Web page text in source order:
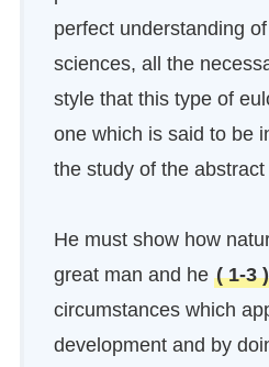
perfect understanding
sciences, all the
style that this type of
one which is said to be
the study of the
He must show how
great man and he ( 1-3 )
circumstances which
development and by